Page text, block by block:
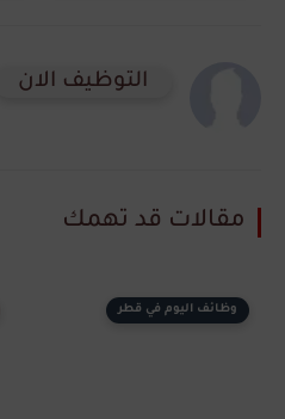
التوظيف الان
مقالات قد تهمك
وظائف اليوم في قطر